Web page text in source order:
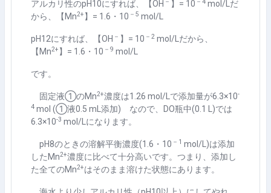
アルカリ性のpH10にすれば、【OH 】 = 10 mol/L だ
から、【 Mn2+ 】 = 1.6 ・ 10 － 5 mol/L
pH12にすれば、【OH － 】 = 10 － 2 mol/L だから、
【 Mn2+ 】 = 1.6 ・ 10 － 9 mol/L
です。
固定液①のMn2+濃度は1.26 mol/L で添加量が6.3×10-
4 mol (①液0.5 mL 添加) なので、 DO瓶中(0.1 L)では
6.3×10-3 mol/L になります。
pH8のときの溶解平衡濃度(1.6 ・ 10 － 1 mol/L)は添加
した Mn2+濃度に比べて十分高いです。つまり、添加し
た全てのMn2+はそのまま溶けた状態にあります。